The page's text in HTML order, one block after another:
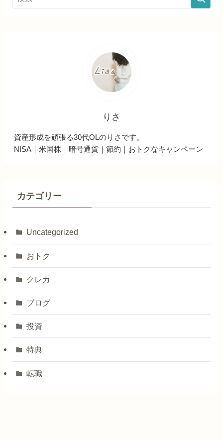
りさ
資産形成を頑張る30代OLのりさです。
NISA｜米国株｜暗号通貨｜節約｜おトクなキャンペーン
カテゴリー
Uncategorized
おトク
クレカ
ブログ
投資
特典
転職